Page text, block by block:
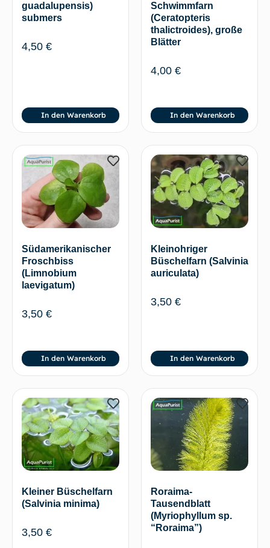
guadalupensis)
submers
4,50 €
In den Warenkorb
Schwimmfarn
(Ceratopteris
thalictroides), große
Blätter
4,00 €
In den Warenkorb
Südamerikanischer
Froschbiss
(Limnobium
laevigatum)
3,50 €
In den Warenkorb
Kleinohriger
Büschelfarn (Salvinia
auriculata)
3,50 €
In den Warenkorb
Kleiner Büschelfarn
(Salvinia minima)
3,50 €
Roraima-
Tausendblatt
(Myriophyllum sp.
“Roraima”)